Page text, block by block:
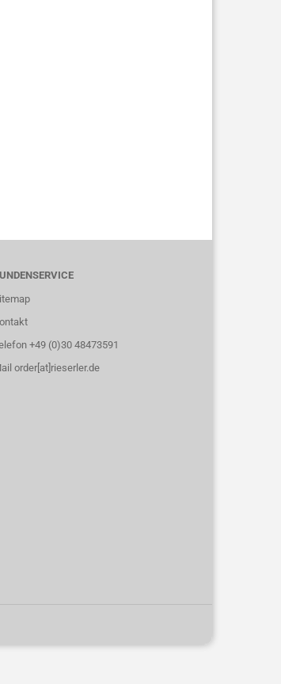
+49 (0)30 48473591
order[at]rieserler.de